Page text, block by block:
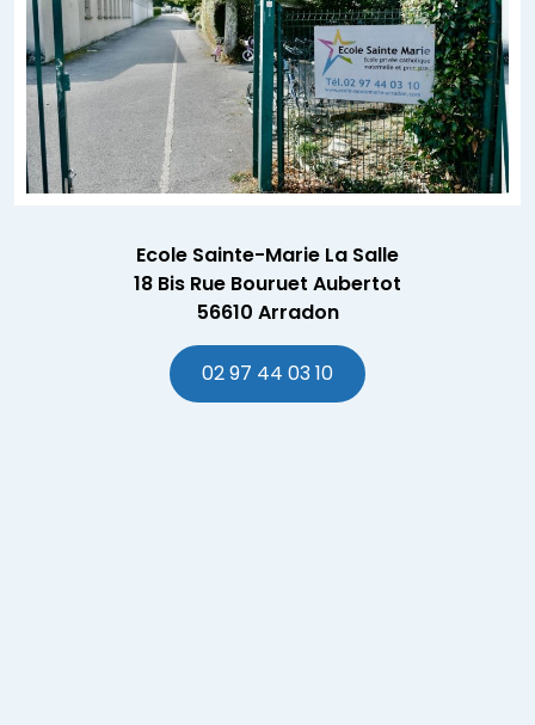
Ecole Sainte-Marie La Salle
18 Bis Rue Bouruet Aubertot
56610 Arradon
02 97 44 03 10